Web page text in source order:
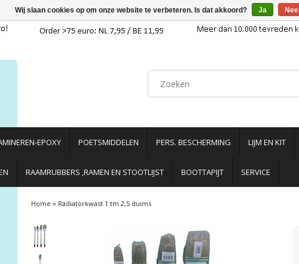
EPOXY POETSMIDDELEN PERS. BESCHERMING LIJM EN KIT
RAAMRUBBERS ,RAMEN EN STOOTLIJST BOOTTAPIJT SERVICE
Home » Radiatorkwast 1 tm 2,5 duims
Wij slaan cookies op om onze website te verbeteren. Is dat akkoord? Ja Nee